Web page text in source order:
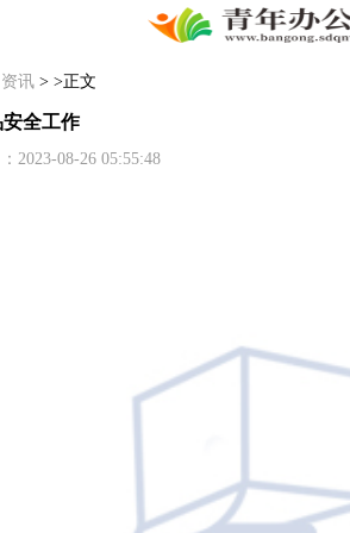
资讯 > >正文
全工作
08-26 05:55:48